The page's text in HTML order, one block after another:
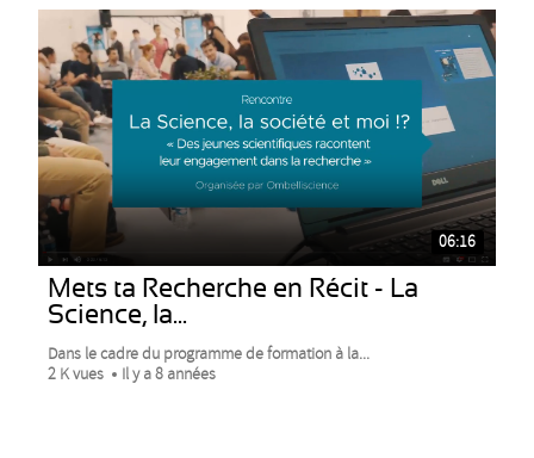
06:16
Mets ta Recherche en Récit - La
Science, la...
Dans le cadre du programme de formation à la...
2 K vues
Il y a 8 années